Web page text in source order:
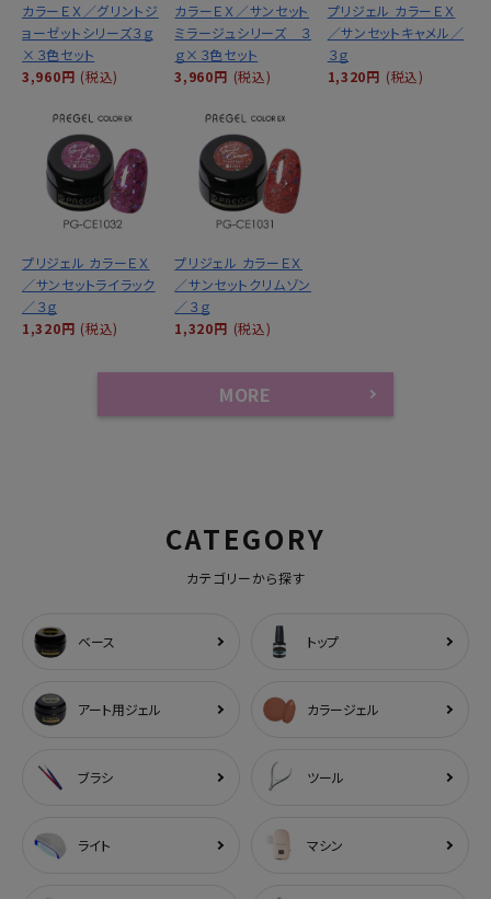
カラーＥＸ／グリントジ
ョーゼットシリーズ３ｇ
×３色セット
3,960円 (税込)
カラーＥＸ／サンセット
ミラージュシリーズ ３
ｇ×３色セット
3,960円 (税込)
プリジェル カラーＥＸ
／サンセットキャメル／
３ｇ
1,320円 (税込)
プリジェル カラーＥＸ
／サンセットライラック
／３ｇ
1,320円 (税込)
プリジェル カラーＥＸ
／サンセットクリムゾン
／３ｇ
1,320円 (税込)
MORE
CATEGORY
カテゴリーから探す
ベース トップ
アート用ジェル カラージェル
ブラシ ツール
ライト マシン